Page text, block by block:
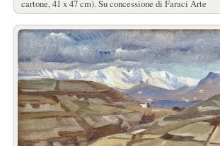
cartone, 41 x 47 cm). Su concessione di Faraci Arte